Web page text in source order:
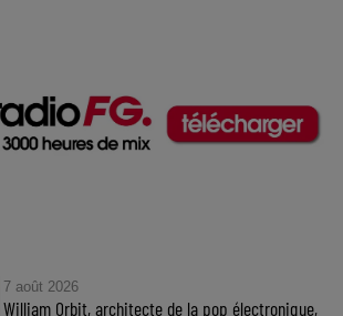
7 août 2026
William Orbit, architecte de la pop électronique,